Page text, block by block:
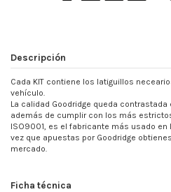
Descripción
Cada KIT contiene los latiguillos
vehículo.
La calidad Goodridge queda
además de cumplir con los más
ISO9001, es el fabricante más usado
vez que apuestas por Goodridge
mercado.
Ficha técnica